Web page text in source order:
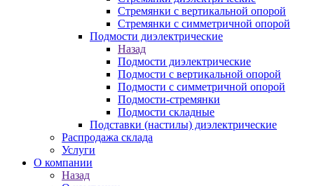
Стремянки с вертикальной опорой
Стремянки с симметричной опорой
Подмости диэлектрические
Назад
Подмости диэлектрические
Подмости с вертикальной опорой
Подмости с симметричной опорой
Подмости-стремянки
Подмости складные
Подставки (настилы) диэлектрические
Распродажа склада
Услуги
О компании
Назад